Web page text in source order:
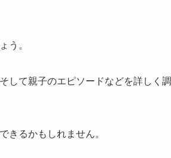
う。
して親子のエピソードなどを詳しく調
きるかもしれません。